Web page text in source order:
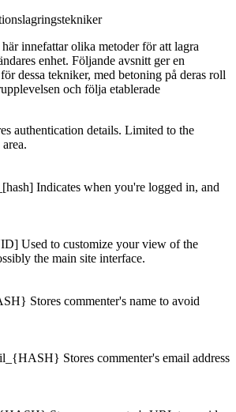
innefattar olika metoder för att lagra
enhet. Följande avsnitt ger en
dessa tekniker, med betoning på deras roll
och följa etablerade
authentication details. Limited to the
Indicates when you're logged in, and
Used to customize your view of the
the main site interface.
Stores commenter's name to avoid
Stores commenter's email address